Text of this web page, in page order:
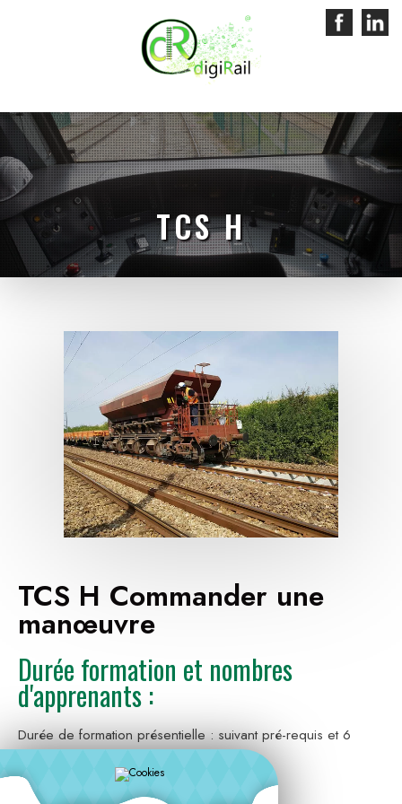
TCS H
TCS H Commander une
manœuvre
Durée formation et nombres
d'apprenants :
Durée de formation présentielle : suivant pré-requis et 6
apprenants maximum
Coût de la formation :